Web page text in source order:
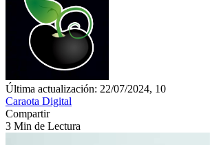
Última actualización: 22/07/2024, 10
Caraota Digital
Compartir
3 Min de Lectura